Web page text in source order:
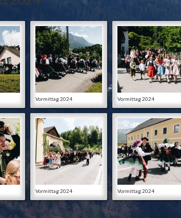
Vormittag 2024 Vormittag 2024
Vormittag 2024 Vormittag 2024